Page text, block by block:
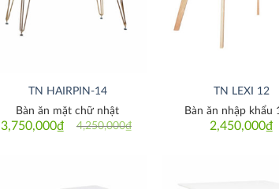
TN HAIRPIN-14
4,250,000₫
Original
3,750,000₫
Current
Bàn ăn mặt chữ nhật
TN LEXI 12
2,450,000₫
Bàn ăn nhập khẩu